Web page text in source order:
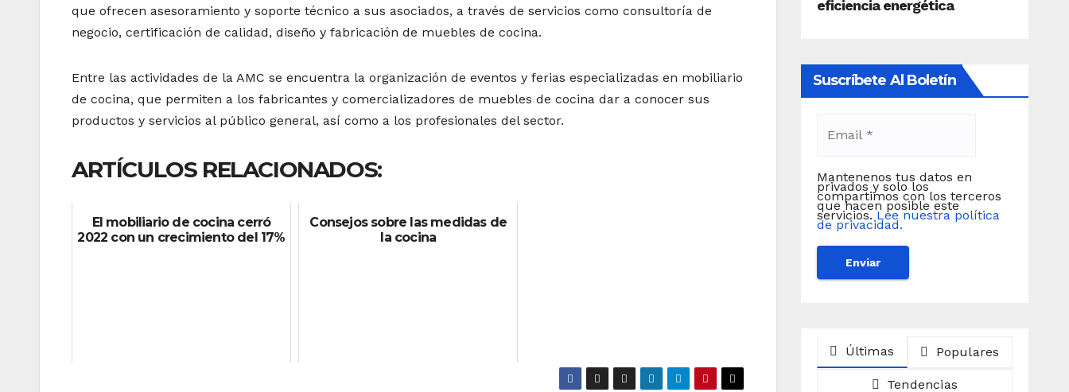
que ofrecen asesoramiento y soporte técnico a sus asociados, a través de servicios como consultoría de
negocio, certificación de calidad, diseño y fabricación de muebles de cocina.
Entre las actividades de la AMC se encuentra la organización de eventos y ferias especializadas en mobiliario
de cocina, que permiten a los fabricantes y comercializadores de muebles de cocina dar a conocer sus
productos y servicios al público general, así como a los profesionales del sector.
ARTÍCULOS RELACIONADOS:
El mobiliario de cocina cerró
2022 con un crecimiento del 17%
Consejos sobre las medidas de
la cocina
Suscríbete Al Boletín
Mantenenos tus datos en
privados y solo los
compartimos con los terceros
que hacen posible este
servicios. Lee nuestra política
de privacidad.
Últimas Populares
Tendencias